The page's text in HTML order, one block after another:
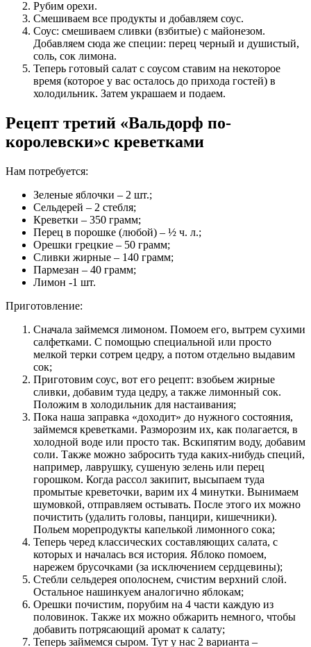
Рубим орехи.
Смешиваем все продукты и добавляем соус.
Соус: смешиваем сливки (взбитые) с майонезом.
Добавляем сюда же специи: перец черный и душистый,
соль, сок лимона.
Теперь готовый салат с соусом ставим на некоторое
время (которое у вас осталось до прихода гостей) в
холодильник. Затем украшаем и подаем.
Рецепт третий «Вальдорф по-
королевски»с креветками
Нам потребуется:
Зеленые яблочки – 2 шт.;
Сельдерей – 2 стебля;
Креветки – 350 грамм;
Перец в порошке (любой) – ½ ч. л.;
Орешки грецкие – 50 грамм;
Сливки жирные – 140 грамм;
Пармезан – 40 грамм;
Лимон -1 шт.
Приготовление:
Сначала займемся лимоном. Помоем его, вытрем сухими
салфетками. С помощью специальной или просто
мелкой терки сотрем цедру, а потом отдельно выдавим
сок;
Приготовим соус, вот его рецепт: взобьем жирные
сливки, добавим туда цедру, а также лимонный сок.
Положим в холодильник для настаивания;
Пока наша заправка «доходит» до нужного состояния,
займемся креветками. Разморозим их, как полагается, в
холодной воде или просто так. Вскипятим воду, добавим
соли. Также можно забросить туда каких-нибудь специй,
например, лаврушку, сушеную зелень или перец
горошком. Когда рассол закипит, высыпаем туда
промытые креветочки, варим их 4 минутки. Вынимаем
шумовкой, отправляем остывать. После этого их можно
почистить (удалить головы, панцири, кишечники).
Польем морепродукты капелькой лимонного сока;
Теперь черед классических составляющих салата, с
которых и началась вся история. Яблоко помоем,
нарежем брусочками (за исключением сердцевины);
Стебли сельдерея ополоснем, счистим верхний слой.
Остальное нашинкуем аналогично яблокам;
Орешки почистим, порубим на 4 части каждую из
половинок. Также их можно обжарить немного, чтобы
добавить потрясающий аромат к салату;
Теперь займемся сыром. Тут у нас 2 варианта –